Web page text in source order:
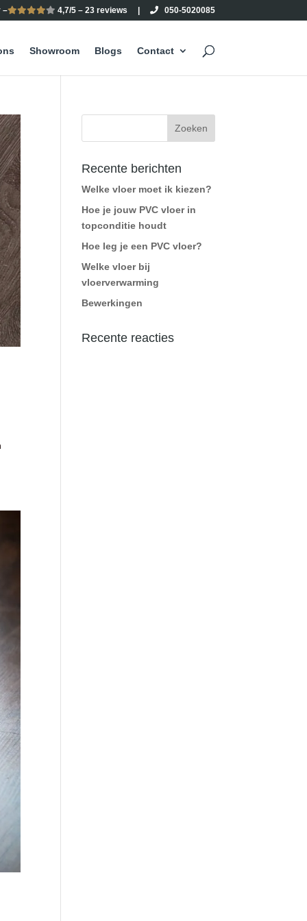
– 4,7/5 – 23 reviews 050-5020085
Showroom Blogs Contact
Recente berichten
Welke vloer moet ik kiezen?
Hoe je jouw PVC vloer in
topconditie houdt
Hoe leg je een PVC vloer?
Welke vloer bij
vloerverwarming
Bewerkingen
Recente reacties